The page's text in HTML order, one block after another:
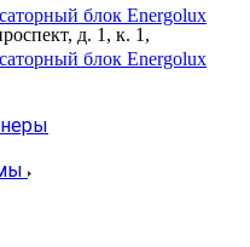
д. 1, к. 1,
блок Energolux
блок Energolux